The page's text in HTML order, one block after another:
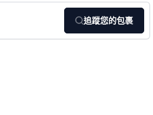
追蹤您的包裹